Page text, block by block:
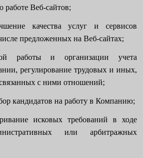
Веб-сайтов;
качества услуг и сервисов
предложенных на Веб-сайтах;
работы и организации учета
регулирование трудовых и иных,
с ними отношений;
кандидатов на работу в Компанию;
исковых требований в ходе
или арбитражных